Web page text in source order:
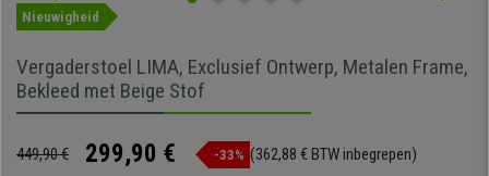
Nieuwigheid
Vergaderstoel LIMA, Exclusief Ontwerp, Metalen Frame,
Bekleed met Beige Stof
449,90 € 299,90 € -33% (362,88 € BTW inbegrepen)